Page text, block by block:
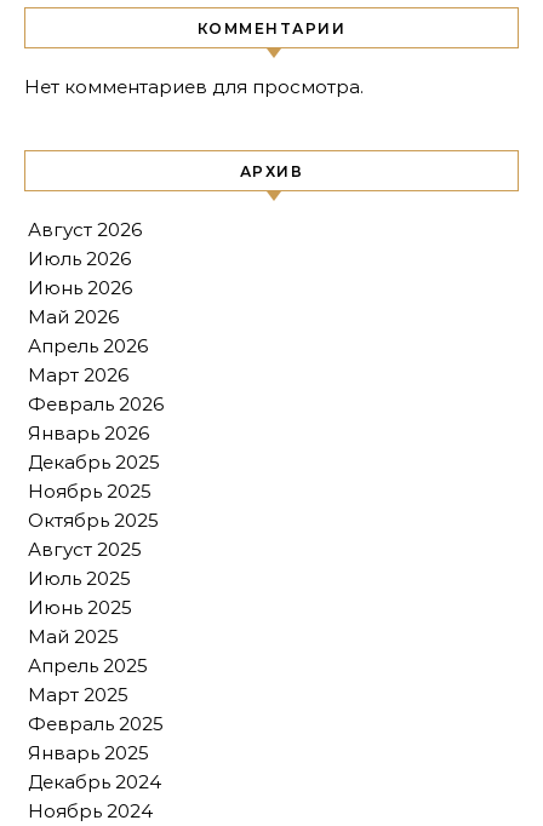
КОММЕНТАРИИ
Нет комментариев для просмотра.
АРХИВ
Август 2026
Июль 2026
Июнь 2026
Май 2026
Апрель 2026
Март 2026
Февраль 2026
Январь 2026
Декабрь 2025
Ноябрь 2025
Октябрь 2025
Август 2025
Июль 2025
Июнь 2025
Май 2025
Апрель 2025
Март 2025
Февраль 2025
Январь 2025
Декабрь 2024
Ноябрь 2024